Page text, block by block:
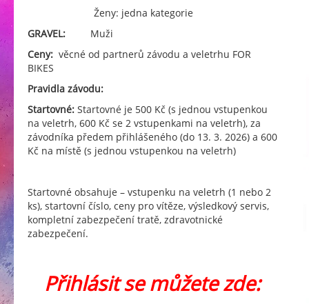
Ženy: jedna kategorie
GRAVEL: Muži
Ceny: věcné od partnerů závodu a veletrhu FOR
BIKES
Pravidla závodu:
Startovné: Startovné je 500 Kč (s jednou vstupenkou
na veletrh, 600 Kč se 2 vstupenkami na veletrh), za
závodníka předem přihlášeného (do 13. 3. 2026) a 600
Kč na místě (s jednou vstupenkou na veletrh)
Startovné obsahuje – vstupenku na veletrh (1 nebo 2
ks), startovní číslo, ceny pro vítěze, výsledkový servis,
kompletní zabezpečení tratě, zdravotnické
zabezpečení.
Přihlásit se můžete zde: